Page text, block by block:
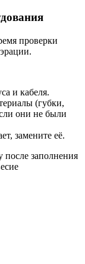
проверки
и кабеля.
(губки,
они не были
замените её.
после заполнения